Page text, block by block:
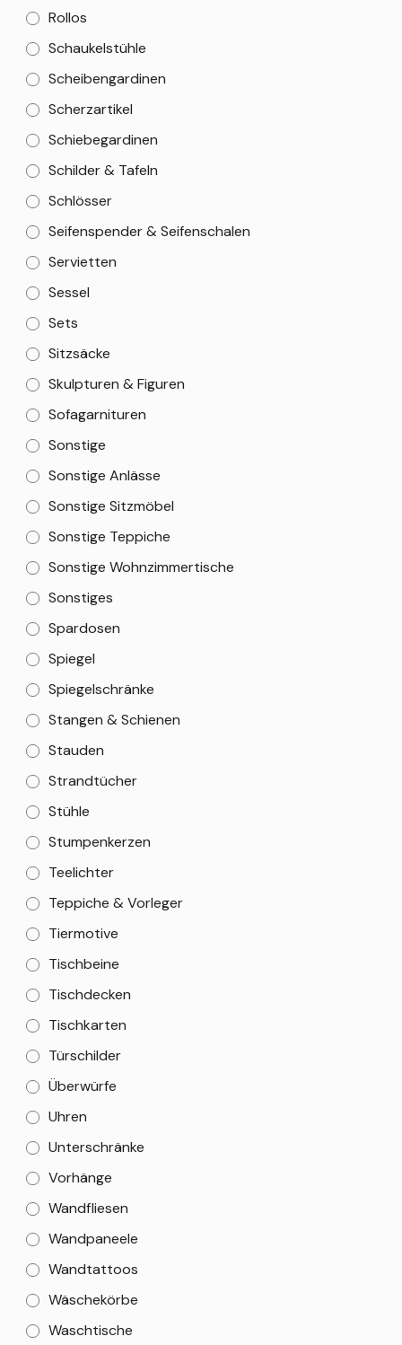
Rollos
Schaukelstühle
Scheibengardinen
Scherzartikel
Schiebegardinen
Schilder & Tafeln
Schlösser
Seifenspender & Seifenschalen
Servietten
Sessel
Sets
Sitzsäcke
Skulpturen & Figuren
Sofagarnituren
Sonstige
Sonstige Anlässe
Sonstige Sitzmöbel
Sonstige Teppiche
Sonstige Wohnzimmertische
Sonstiges
Spardosen
Spiegel
Spiegelschränke
Stangen & Schienen
Stauden
Strandtücher
Stühle
Stumpenkerzen
Teelichter
Teppiche & Vorleger
Tiermotive
Tischbeine
Tischdecken
Tischkarten
Türschilder
Überwürfe
Uhren
Unterschränke
Vorhänge
Wandfliesen
Wandpaneele
Wandtattoos
Wäschekörbe
Waschtische